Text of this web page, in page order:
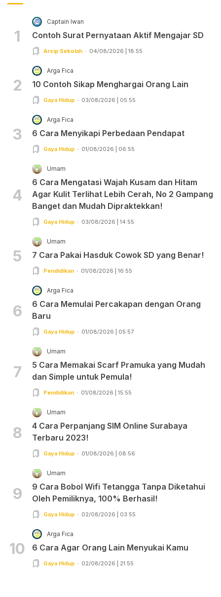
1
Captain Iwan
Contoh Surat Pernyataan Aktif Mengajar SD
Arsip Sekolah 04/08/2026 | 18:55
2
Arga Fica
10 Contoh Sikap Menghargai Orang Lain
Gaya Hidup 03/08/2026 | 05:55
3
Arga Fica
6 Cara Menyikapi Perbedaan Pendapat
Gaya Hidup 01/08/2026 | 06:55
4
Umam
6 Cara Mengatasi Wajah Kusam dan Hitam
Agar Kulit Terlihat Lebih Cerah, No 2 Gampang
Banget dan Mudah Dipraktekkan!
Gaya Hidup 03/08/2026 | 14:55
5
Umam
7 Cara Pakai Hasduk Cowok SD yang Benar!
Pendidikan 01/08/2026 | 16:55
6
Arga Fica
6 Cara Memulai Percakapan dengan Orang
Baru
Gaya Hidup 01/08/2026 | 05:57
7
Umam
5 Cara Memakai Scarf Pramuka yang Mudah
dan Simple untuk Pemula!
Pendidikan 01/08/2026 | 15:55
8
Umam
4 Cara Perpanjang SIM Online Surabaya
Terbaru 2023!
Gaya Hidup 01/08/2026 | 08:56
9
Umam
9 Cara Bobol Wifi Tetangga Tanpa Diketahui
Oleh Pemiliknya, 100% Berhasil!
Gaya Hidup 02/08/2026 | 03:55
10
Arga Fica
6 Cara Agar Orang Lain Menyukai Kamu
Gaya Hidup 02/08/2026 | 21:55